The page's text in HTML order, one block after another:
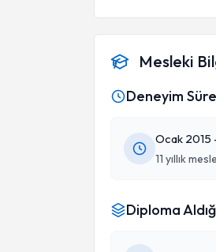
Mesleki
Deneyim
Ocak 2015
11 yıllık
Diploma